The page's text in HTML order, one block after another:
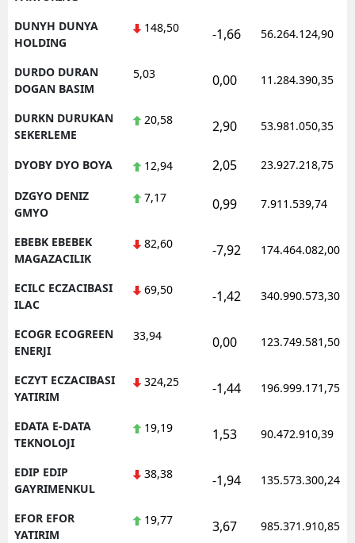
DUNYH DUNYA
HOLDING
148,50 -1,66 56.264.124,90
DURDO DURAN
DOGAN BASIM
5,03 0,00 11.284.390,35
DURKN DURUKAN
SEKERLEME
20,58 2,90 53.981.050,35
DYOBY DYO BOYA 12,94 2,05 23.927.218,75
DZGYO DENIZ
GMYO
7,17 0,99 7.911.539,74
EBEBK EBEBEK
MAGAZACILIK
82,60 -7,92 174.464.082,00
ECILC ECZACIBASI
ILAC
69,50 -1,42 340.990.573,30
ECOGR ECOGREEN
ENERJI
33,94 0,00 123.749.581,50
ECZYT ECZACIBASI
YATIRIM
324,25 -1,44 196.999.171,75
EDATA E-DATA
TEKNOLOJI
19,19 1,53 90.472.910,39
EDIP EDIP
GAYRIMENKUL
38,38 -1,94 135.573.300,24
EFOR EFOR
YATIRIM
19,77 3,67 985.371.910,85